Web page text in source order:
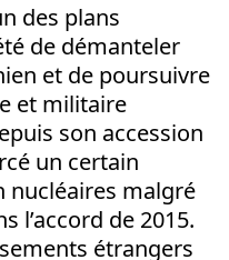
des plans
de démanteler
et de poursuivre
et militaire
son accession
un certain
nucléaires malgré
l’accord de 2015.
étrangers